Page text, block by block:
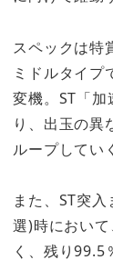
スペックは特
ミドルタイプ
変機。ST「
り、出玉の異
ループしてい
また、ST突
選)時におい
く、残り99.5